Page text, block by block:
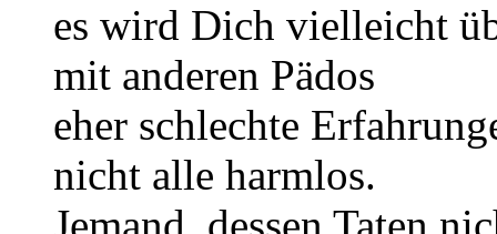
es wird Dich vielleicht
mit anderen Pädos
eher schlechte
nicht alle harmlos.